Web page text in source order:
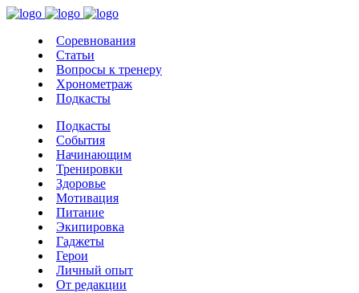
Соревнования
Статьи
Вопросы к тренеру
Хронометраж
Подкасты
Подкасты
События
Начинающим
Тренировки
Здоровье
Мотивация
Питание
Экипировка
Гаджеты
Герои
Личный опыт
От редакции